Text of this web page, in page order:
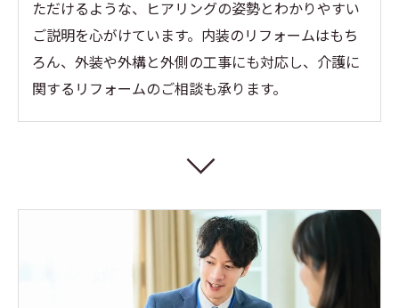
ただけるような、ヒアリングの姿勢とわかりやすい
ご説明を心がけています。内装のリフォームはもち
ろん、外装や外構と外側の工事にも対応し、介護に
関するリフォームのご相談も承ります。